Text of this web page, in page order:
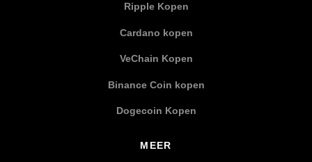
Ripple Kopen
Cardano kopen
VeChain Kopen
Binance Coin kopen
Dogecoin Kopen
MEER